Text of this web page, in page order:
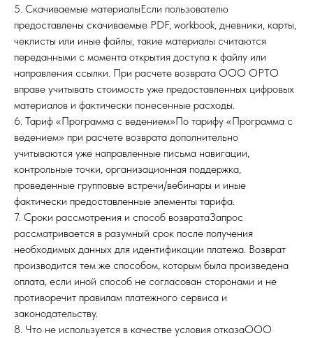
5. Скачиваемые материалыЕсли пользователю
предоставлены скачиваемые PDF, workbook, дневники, карты,
чеклисты или иные файлы, такие материалы считаются
переданными с момента открытия доступа к файлу или
направления ссылки. При расчете возврата ООО ОРТО
вправе учитывать стоимость уже предоставленных цифровых
материалов и фактически понесенные расходы.
6. Тариф «Программа с ведением»По тарифу «Программа с
ведением» при расчете возврата дополнительно
учитываются уже направленные письма навигации,
контрольные точки, организационная поддержка,
проведенные групповые встречи/вебинары и иные
фактически предоставленные элементы тарифа.
7. Сроки рассмотрения и способ возвратаЗапрос
рассматривается в разумный срок после получения
необходимых данных для идентификации платежа. Возврат
производится тем же способом, которым была произведена
оплата, если иной способ не согласован сторонами и не
противоречит правилам платежного сервиса и
законодательству.
8. Что не используется в качестве условия отказаООО